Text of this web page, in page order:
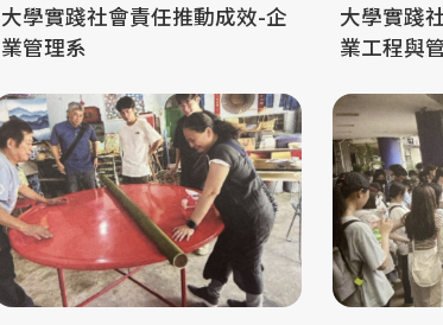
大學實踐社會責任推動成效-企
業管理系
大學實踐
業工程與